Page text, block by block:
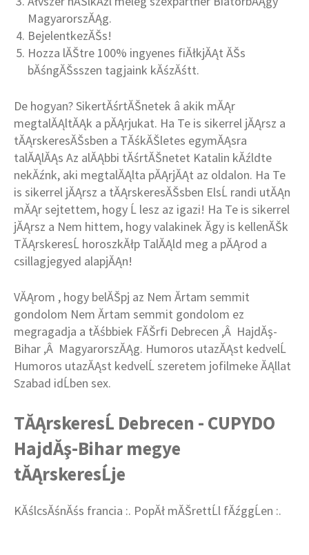
MagyarorszĂĄg.
BejelentkezĂŠs!
Hozza lĂŠtre 100% ingyenes fiĂłkjĂĄt ĂŠs
bĂśngĂŠsszen tagjaink kĂśzĂśtt.
De hogyan? SikertĂśrtĂŠnetek â akik mĂĄr
megtalĂĄltĂĄk a pĂĄrjukat. Ha Te is sikerrel jĂĄrsz a
tĂĄrskeresĂŠsben a TĂśkĂŠletes egymĂĄsra
talĂĄlĂĄs Az alĂĄbbi tĂśrtĂŠnetet Katalin kĂźldte
nekĂźnk, aki megtalĂĄlta pĂĄrjĂĄt az oldalon. Ha Te
is sikerrel jĂĄrsz a tĂĄrskeresĂŠsben ElsĹ randi utĂĄn
mĂĄr sejtettem, hogy Ĺ lesz az igazi! Ha Te is sikerrel
jĂĄrsz a Nem hittem, hogy valakinek Ă­gy is kellenĂŠk
TĂĄrskeresĹ horoszkĂłp TalĂĄld meg a pĂĄrod a
csillagjegyed alapjĂĄn!
VĂĄrom , hogy belĂŠpj az Nem Ă­rtam semmit
gondolom Nem Ă­rtam semmit gondolom ez
megragadja a tĂśbbiek FĂŠrfi Debrecen ,Â HajdĂş-
Bihar ,Â MagyarorszĂĄg. Humoros utazĂĄst kedvelĹ
Humoros utazĂĄst kedvelĹ szeretem jofilmeke ĂĄllat
Szabad idĹben sex.
TĂĄrskeresĹ Debrecen - CUPYDO
HajdĂş-Bihar megye
tĂĄrskeresĹje
KĂślcsĂśnĂśs francia :. PopĂł mĂŠrettĹl fĂźggĹen :.